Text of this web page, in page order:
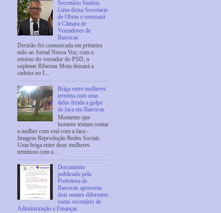
Secretário Sinésio
Lima deixa Secretaria
de Obras e retornará
à Câmara de
Vereadores de
Barrocas
Decisão foi comunicada em primeira
mão ao Jornal Nossa Voz; com o
retorno do vereador do PSD, o
suplente Ribemar Mota deixará a
cadeira no L...
Briga entre mulheres
termina com uma
delas ferida a golpe
de faca em Barrocas
Momento que
homens tentam contar
a mulher com está com a faca -
Imagem Reprodução Redes Sociais
Uma briga entre duas mulheres
terminou com u...
Documento
publicado pela
Prefeitura de
Barrocas apresenta
dois nomes diferentes
como secretário de
Administração e Finanças